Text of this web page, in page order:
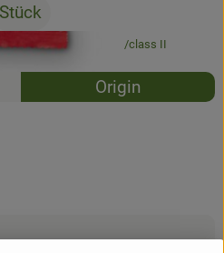
Stück
12,60 €/ kg class II
Recipes
Origin